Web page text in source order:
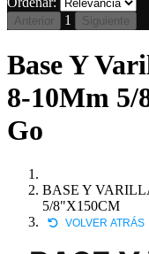
Anterior 1 Siguiente
Base Y
8-10Mm 5/
Go
BASE Y
5/8"X150CM
VOLVER ATRÁS